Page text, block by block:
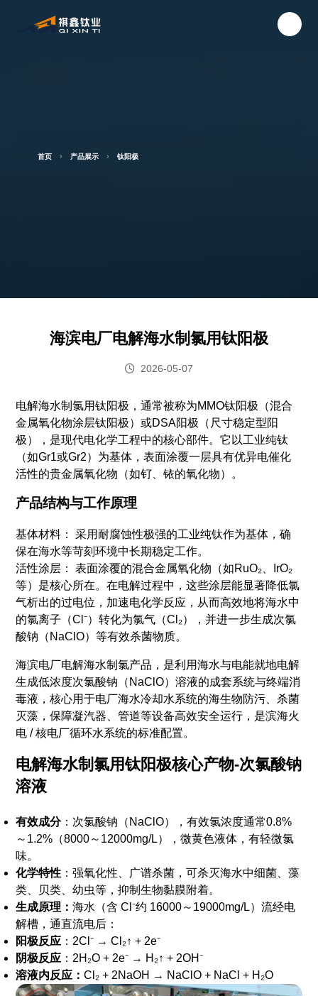
首页 产品展示 钛阳极
海滨电厂电解海水制氯用钛阳极
2026-05-07
电解海水制氯用钛阳极，通常被称为MMO钛阳极（混合
金属氧化物涂层钛阳极）或DSA阳极（尺寸稳定型阳
极），是现代电化学工程中的核心部件。它以工业纯钛
（如Gr1或Gr2）为基体，表面涂覆一层具有优异电催化
活性的贵金属氧化物（如钌、铱的氧化物）。
产品结构与工作原理
基体材料： 采用耐腐蚀性极强的工业纯钛作为基体，确
保在海水等苛刻环境中长期稳定工作。
活性涂层： 表面涂覆的混合金属氧化物（如RuO₂、IrO₂
等）是核心所在。在电解过程中，这些涂层能显著降低氯
气析出的过电位，加速电化学反应，从而高效地将海水中
的氯离子（Cl⁻）转化为氯气（Cl₂），并进一步生成次氯
酸钠（NaClO）等有效杀菌物质。
海滨电厂电解海水制氯产品，是利用海水与电能就地电解
生成低浓度次氯酸钠（NaClO）溶液的成套系统与终端消
毒液，核心用于电厂海水冷却水系统的海生物防污、杀菌
灭藻，保障凝汽器、管道等设备高效安全运行，是滨海火
电 / 核电厂循环水系统的标准配置。
电解海水制氯用钛阳极核心产物-次氯酸钠
溶液
有效成分：次氯酸钠（NaClO），有效氯浓度通常0.8%
～1.2%（8000～12000mg/L），微黄色液体，有轻微氯
味。
化学特性 ：强氧化性、广谱杀菌，可杀灭海水中细菌、藻
类、贝类、幼虫等，抑制生物黏膜附着。
生成原理：海水（含 Cl⁻约 16000～19000mg/L）流经电
解槽，通直流电后：
阳极反应 ：2Cl⁻ → Cl₂↑ + 2e⁻
阴极反应 ：2H₂O + 2e⁻ → H₂↑ + 2OH⁻
溶液内反应：Cl₂ + 2NaOH → NaClO + NaCl + H₂O